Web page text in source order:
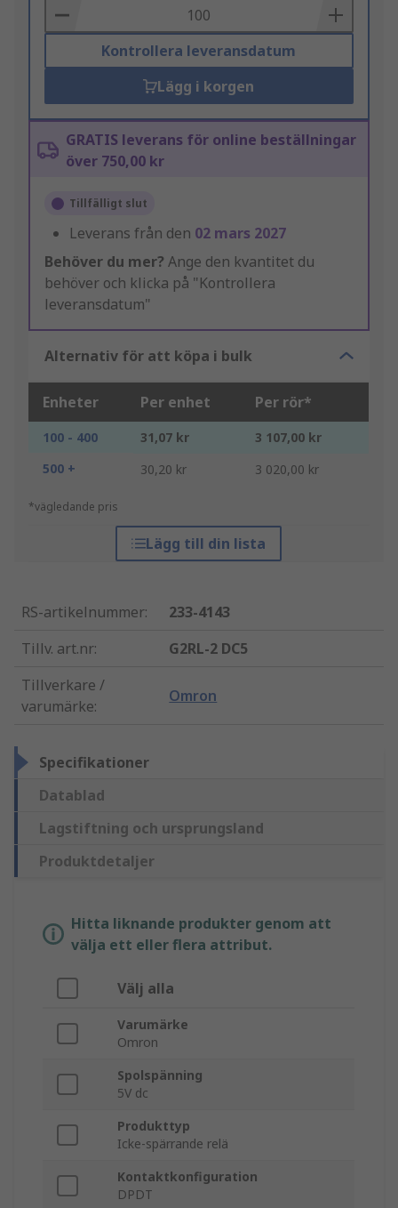
Basket
Kontrollera leveransdatum
Lägg i korgen
GRATIS leverans för online beställningar
över 750,00 kr
Tillfälligt slut
Leverans från den 02 mars 2027
Behöver du mer? Ange den kvantitet du
behöver och klicka på "Kontrollera
leveransdatum"
Alternativ för att köpa i bulk
Enheter Per enhet Per rör*
100 - 400 31,07 kr
3 107,00 kr
500 +
30,20 kr 3 020,00 kr
*vägledande pris
Lägg till din lista
RS-artikelnummer:
233-4143
Tillv. art.nr:
G2RL-2 DC5
Tillverkare /
varumärke:
Omron
Specifikationer
Datablad
Lagstiftning och ursprungsland
Produktdetaljer
Hitta liknande produkter genom att
välja ett eller flera attribut.
Välj alla
Varumärke
Omron
Spolspänning
5V dc
Produkttyp
Icke-spärrande relä
Kontaktkonfiguration
DPDT